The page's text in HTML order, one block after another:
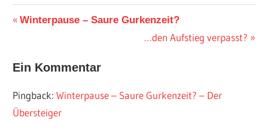
Beitragsnavigation
Vorheriger
Winterpause – Saure Gurkenzeit?
Nächster
…den Aufstieg verpasst?
Ein Kommentar
Pingback:Winterpause – Saure Gurkenzeit? – Der
Übersteiger